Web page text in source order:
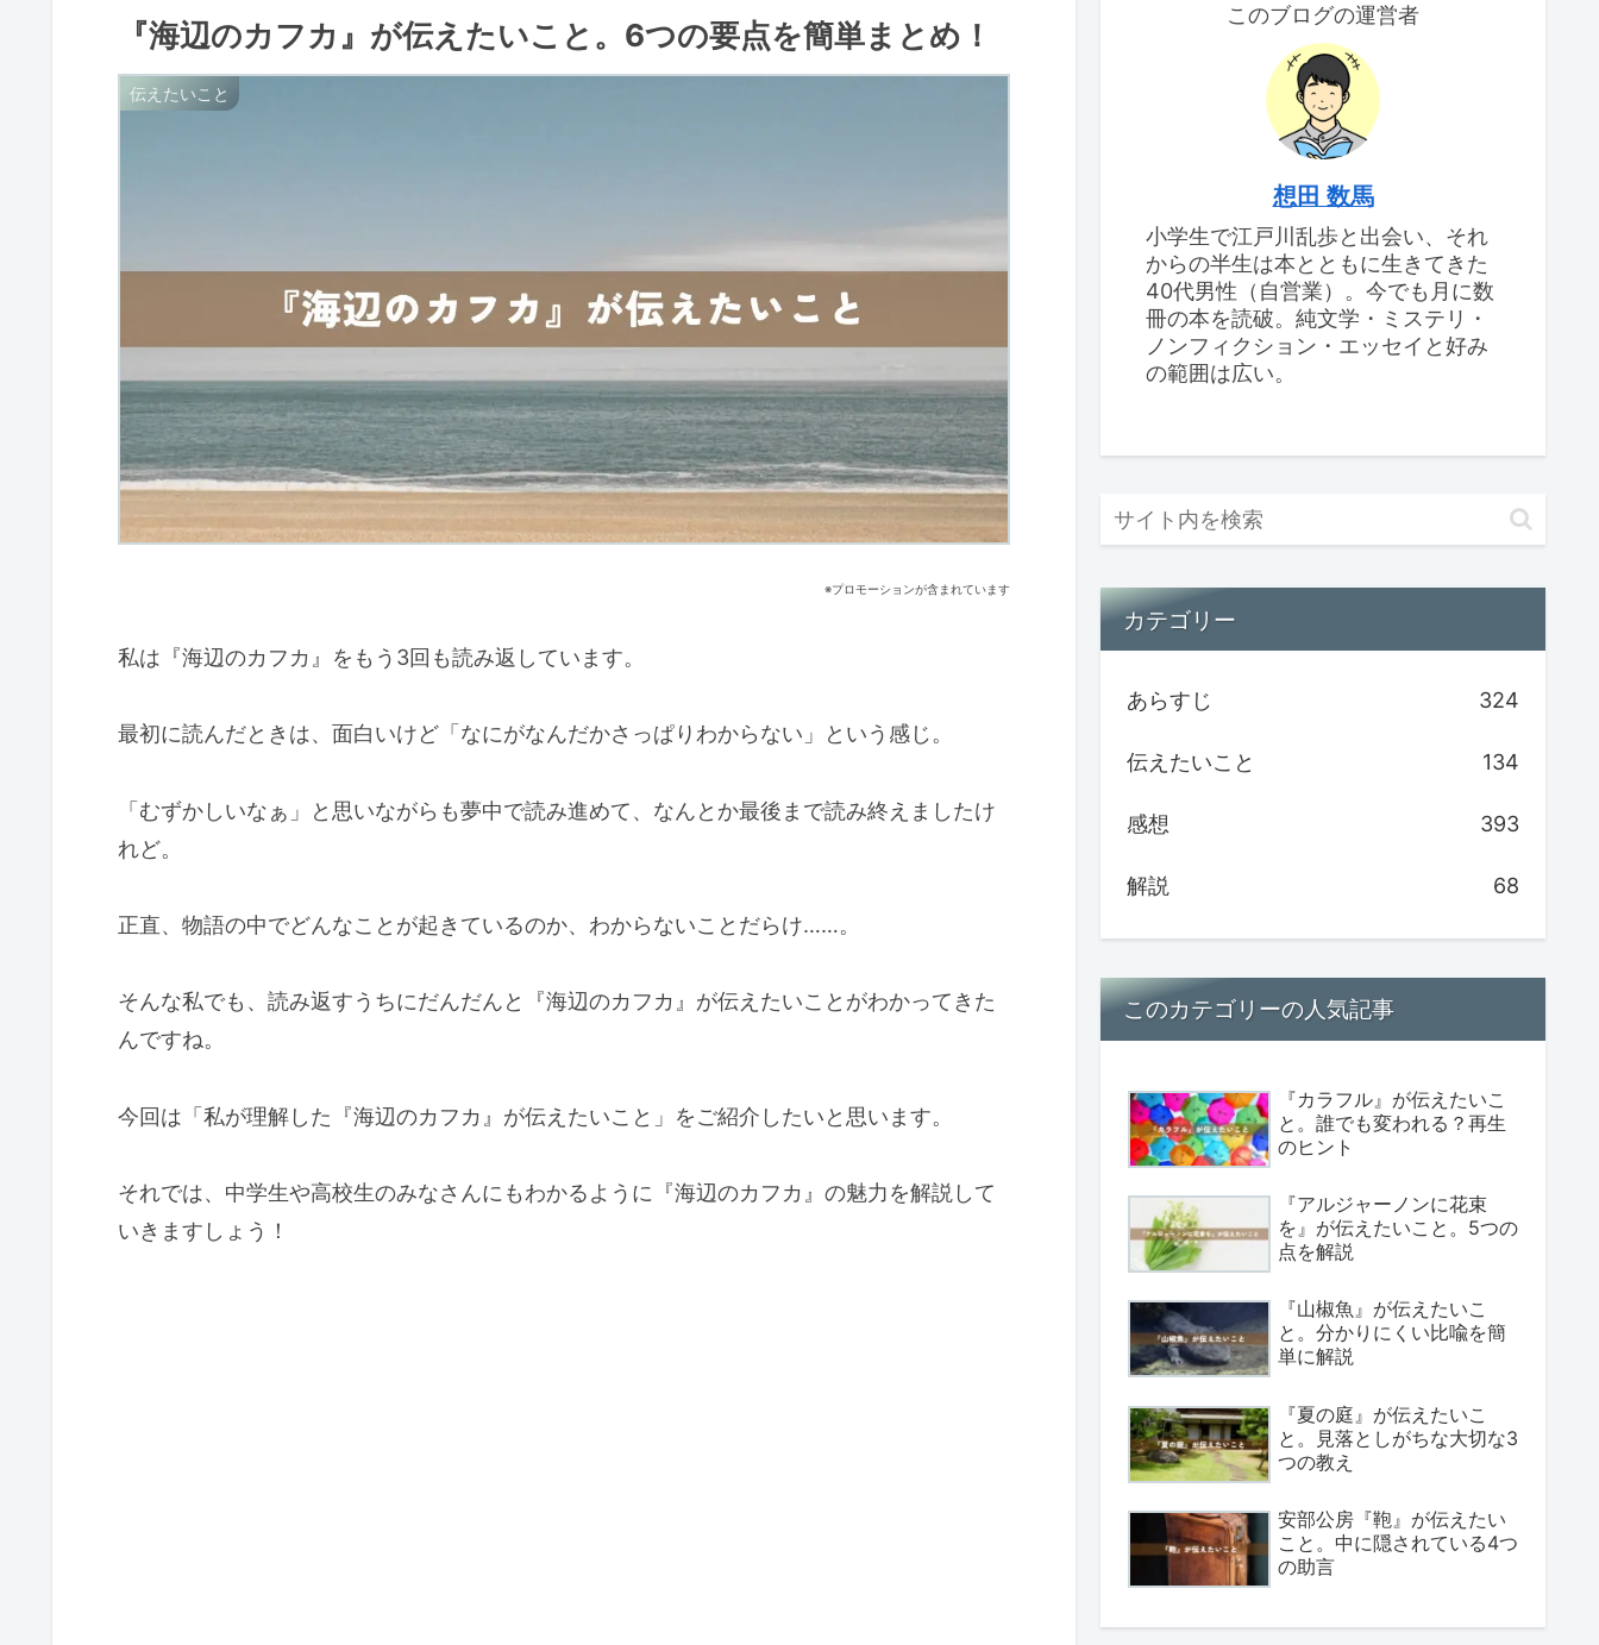
『海辺のカフカ』が伝えたいこと。6つの要点を簡単まとめ！
伝えたいこと
※プロモーションが含まれています
私は『海辺のカフカ』をもう3回も読み返しています。
最初に読んだときは、面白いけど「なにがなんだかさっぱりわからない」という感じ。
「むずかしいなぁ」と思いながらも夢中で読み進めて、なんとか最後まで読み終えましたけ
れど。
正直、物語の中でどんなことが起きているのか、わからないことだらけ……。
そんな私でも、読み返すうちにだんだんと『海辺のカフカ』が伝えたいことがわかってきた
んですね。
今回は「私が理解した『海辺のカフカ』が伝えたいこと」をご紹介したいと思います。
それでは、中学生や高校生のみなさんにもわかるように『海辺のカフカ』の魅力を解説して
いきますしょう！
このブログの運営者
想田 数馬
小学生で江戸川乱歩と出会い、それ
からの半生は本とともに生きてきた
40代男性（自営業）。今でも月に数
冊の本を読破。純文学・ミステリ・
ノンフィクション・エッセイと好み
の範囲は広い。
カテゴリー
あらすじ 324
伝えたいこと 134
感想 393
解説 68
このカテゴリーの人気記事
『カラフル』が伝えたいこ
と。誰でも変われる？再生
のヒント
『アルジャーノンに花束
を』が伝えたいこと。5つの
点を解説
『山椒魚』が伝えたいこ
と。分かりにくい比喩を簡
単に解説
『夏の庭』が伝えたいこ
と。見落としがちな大切な3
つの教え
安部公房『鞄』が伝えたい
こと。中に隠されている4つ
の助言